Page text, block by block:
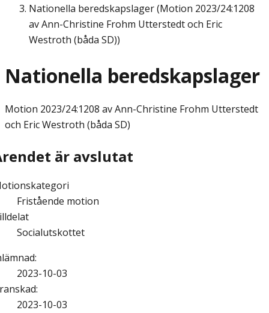
Nationella beredskapslager (Motion 2023/24:1208
av Ann-Christine Frohm Utterstedt och Eric
Westroth (båda SD))
Nationella beredskapslager
Motion 2023/24:1208 av Ann-Christine Frohm Utterstedt
och Eric Westroth (båda SD)
är avslutat
Fristående motion
Socialutskottet
:
2023-10-03
:
2023-10-03